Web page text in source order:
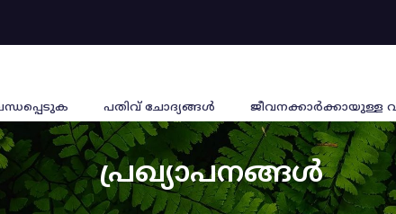
പതിവ് ചോദ്യങ്ങൾ ജീവനക്കാര്‍ക്കായുള്ള
പ്രഖ്യാപനങ്ങൾ